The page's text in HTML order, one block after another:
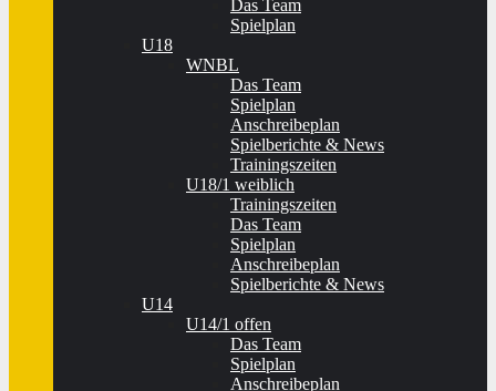
Das Team
Spielplan
U18
WNBL
Das Team
Spielplan
Anschreibeplan
Spielberichte & News
Trainingszeiten
U18/1 weiblich
Trainingszeiten
Das Team
Spielplan
Anschreibeplan
Spielberichte & News
U14
U14/1 offen
Das Team
Spielplan
Anschreibeplan